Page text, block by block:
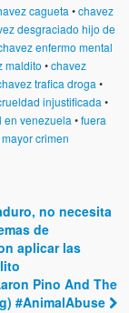
cagueta •chavez
desgraciado hijo de
enfermo mental
maldito •chavez
trafica droga •
injustificada •
en venezuela •fuera
mayor crimen
no necesita
de
aplicar las
Pino And The
#AnimalAbuse